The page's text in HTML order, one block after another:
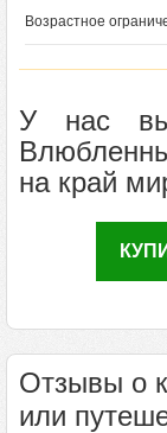
Возрастное
У нас вы
на край
Отзывы о
или